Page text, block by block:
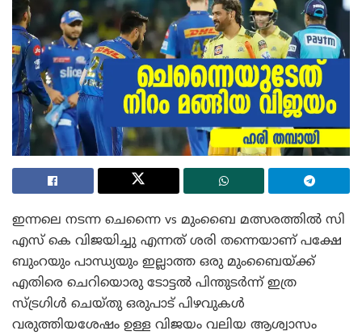
ഇന്നലെ നടന്ന ചെന്നൈ vs മുംബൈ മത്സരത്തിൽ സി
എസ് കെ വിജയിച്ചു എന്നത് ശരി തന്നെയാണ് പക്ഷേ
ബുംറയും പാന്ധ്യയും ഇല്ലാത്ത ഒരു മുംബൈയ്ക്ക്
എതിരെ ചെറിയൊരു ടോട്ടൽ പിന്തുടർന്ന് ഇത്ര
സ്ട്രഗിൾ ചെയ്തു ഒരുപാട് പിഴവുകൾ
വരുത്തിയശേഷം ഉള്ള വിജയം വലിയ ആശ്വാസം